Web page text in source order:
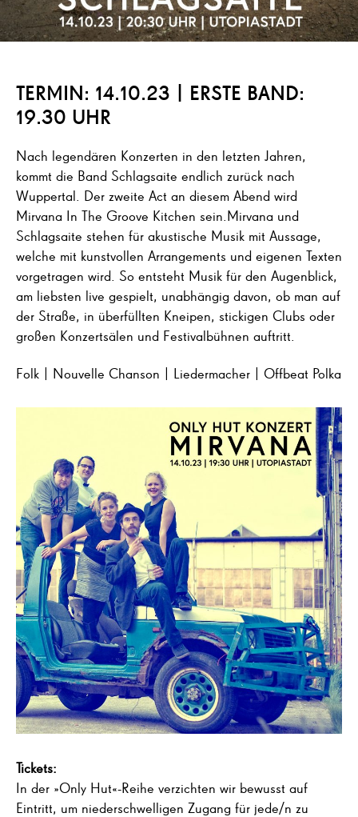
TERMIN: 14.10.23 | ERSTE BAND:
19.30 UHR
Nach legendären Konzerten in den letzten Jahren,
kommt die Band Schlagsaite endlich zurück nach
Wuppertal. Der zweite Act an diesem Abend wird
Mirvana In The Groove Kitchen sein.Mirvana und
Schlagsaite stehen für akustische Musik mit Aussage,
welche mit kunstvollen Arrangements und eigenen Texten
vorgetragen wird. So entsteht Musik für den Augenblick,
am liebsten live gespielt, unabhängig davon, ob man auf
der Straße, in überfüllten Kneipen, stickigen Clubs oder
großen Konzertsälen und Festivalbühnen auftritt.
Folk | Nouvelle Chanson | Liedermacher | Offbeat Polka
Tickets:
In der »Only Hut«-Reihe verzichten wir bewusst auf
Eintritt, um niederschwelligen Zugang für jede/n zu